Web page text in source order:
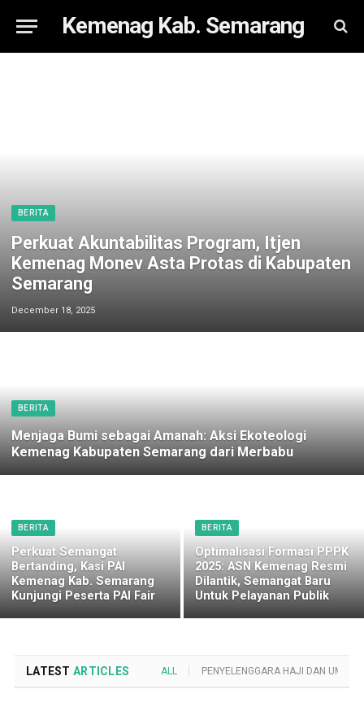
Kemenag Kab. Semarang
BERITA
Perkuat Akuntabilitas Program, Itjen
Kemenag Monev Asta Protas di Kabupaten
Semarang
December 18, 2025
BERITA
Menjaga Bumi sebagai Amanah: Aksi Ekoteologi
Kemenag Kabupaten Semarang dari Merbabu
BERITA
Perkuat Semangat
Bertanding, Kasi PAI
Kemenag Kab. Semarang
Kunjungi Peserta PAI Fair
BERITA
Optimalisasi Formasi PPPK
2025: ASN Kemenag Resmi
Dilantik, Semangat Baru
Untuk Pelayanan Publik
LATEST ARTICLES ALL PENYELENGGARA HAJI DAN UMROH